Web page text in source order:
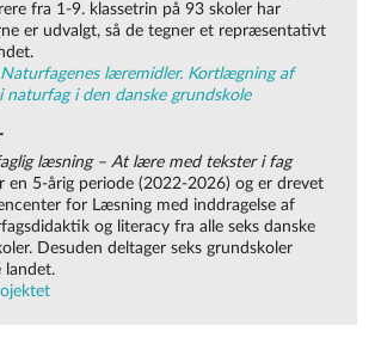
fra 1-9. klassetrin på 93 skoler har
er udvalgt, så de tegner et repræsentativt
Naturfagenes læremidler. Kortlægning af
i den danske grundskole
læsning – At lære med tekster i fag
en 5-årig periode (2022-2026) og er drevet
for Læsning med inddragelse af
og literacy fra alle seks danske
Desuden deltager seks grundskoler
landet.